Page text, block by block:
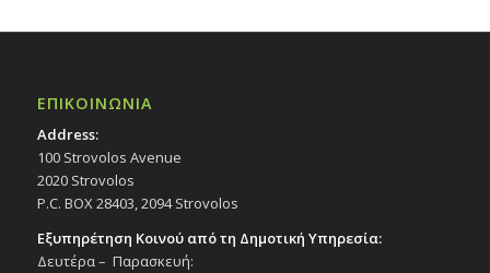
ΕΠΙΚΟΙΝΩΝΙΑ
Address:
100 Strovolos Avenue
2020 Strovolos
P.C. BOX 28403, 2094 Strovolos
Εξυπηρέτηση Κοινού από τη Δημοτική Υπηρεσία:
Δευτέρα – Παρασκευή: